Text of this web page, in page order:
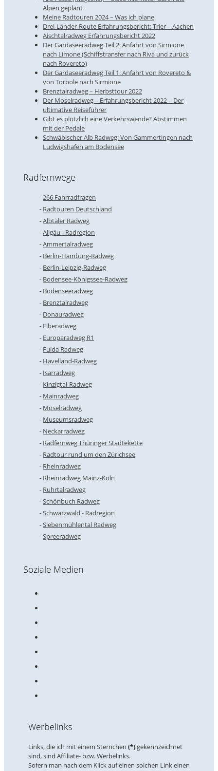
Alpen geplant
Meine Radtouren 2024 – Was ich plane
Drei-Länder-Route Erfahrungsbericht: Trier – Aachen
Aischtalradweg Erfahrungsbericht 2022
Der Gardaseeradweg Teil 2: Anfahrt von Sirmione
nach Limone (Schiffstransfer nach Riva und zurück
nach Rovereto)
Der Gardaseeradweg Teil 1: Anfahrt von Rovereto &
von Torbole nach Sirmione
Brenztalradweg – Herbsttour 2022
Der Moselradweg – Erfahrungsbericht 2022 – Der
ultimative Reiseführer
Gibt es plötzlich eine Verkehrswende? Abstimmen
mit der Pedale
Schwäbischer Alb Radweg: Von Gammertingen nach
Ludwigshafen am Bodensee
Radfernwege
266 Fahrradfragen
Radtouren Deutschland
Albtäler Radweg
Allgäu - Radregion
Ammertalradweg
Berlin-Hamburg-Radweg
Berlin-Leipzig-Radweg
Bodensee-Königssee-Radweg
Bodenseeradweg
Brenztalradweg
Donauradweg
Elberadweg
Europaradweg R1
Fulda Radweg
Havelland-Radweg
Isarradweg
Kinzigtal-Radweg
Mainradweg
Moselradweg
Museumsradweg
Neckarradweg
Radfernweg Thüringer Städtekette
Radtour rund um den Zürichsee
Rheinradweg
Rheinradweg Mainz-Köln
Ruhrtalradweg
Schönbuch Radweg
Schwarzwald - Radregion
Siebenmühlental Radweg
Spreeradweg
Soziale Medien
Werbelinks
Links, die ich mit einem Sternchen (*)gekennzeichnet
sind, sind Affiliate- bzw. Werbelinks.
Sofern man nach dem Klick auf einen solchen Link einen